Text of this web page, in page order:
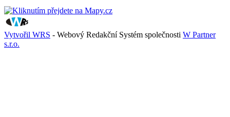
Vytvořil WRS - Webový Redakční Systém společnosti W Partner
s.r.o.